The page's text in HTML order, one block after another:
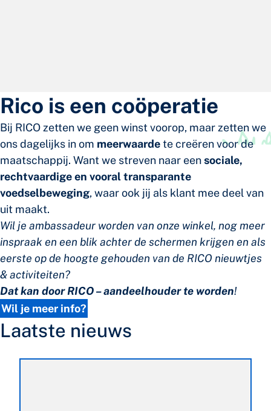
Rico is een coöperatie
Bij RICO zetten we geen winst voorop, maar zetten we
ons dagelijks in om meerwaardete creëren voor de
maatschappij. Want we streven naar eensociale,
rechtvaardige en vooral transparante
voedselbeweging, waar ook jij als klant mee deel van
uit maakt.
Wil je ambassadeur worden van onze winkel, nog meer
inspraak en een blik achter de schermen krijgen en als
eerste op de hoogte gehouden van de RICO nieuwtjes
& activiteiten?
Dat kan door RICO – aandeelhouder te worden!
Wil je meer info?
Laatste nieuws